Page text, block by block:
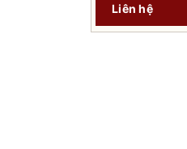
Liên hệ